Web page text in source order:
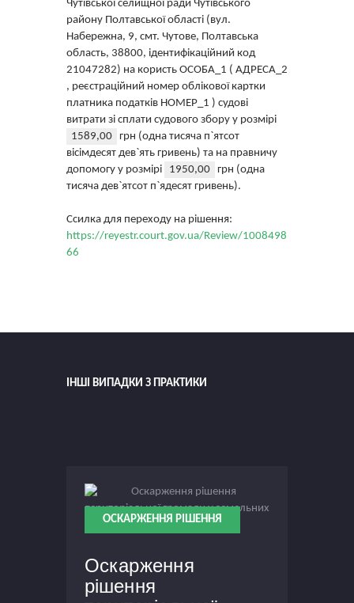
Чутівської селищної ради Чутівського
району Полтавської області (вул.
Набережна, 9, смт. Чутове, Полтавська
область, 38800, ідентифікаційний код
21047282) на користь ОСОБА_1 ( АДРЕСА_2
, реєстраційний номер облікової картки
платника податків НОМЕР_1 ) судові
витрати зі сплати судового збору у розмірі
1589,00 грн (одна тисяча п`ятсот
вісімдесят дев`ять гривень) та на правничу
допомогу у розмірі
1950,00 грн (одна
тисяча дев`ятсот п`ядесят гривень).
Ссилка для переходу на рішення:
https://reyestr.court.gov.ua/Review/1008498
66
ІНШІ ВИПАДКИ З ПРАКТИКИ
ОСКАРЖЕННЯ РІШЕННЯ
Оскарження
рішення